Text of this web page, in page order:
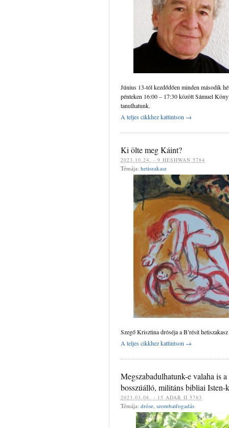
Június 13-tól kezdődően minden második
pénteken 16:00 – 17:30 között Sámuel
tanulhatunk.
A teljes cikkhez kattintson →
Ki ölte meg Káint?
‍‍2023.10.24. - 9 HESHWAN 5784
Témája: hetiszakasz
Szegő Krisztina dróséja a B’résit
A teljes cikkhez kattintson →
Megszabadulhatunk-e valaha is a
bosszúálló, militáns bibliai Isten-
‍‍2023.03.08. - 15 ADAR II 5783
Témája: dróse szombatfogadás